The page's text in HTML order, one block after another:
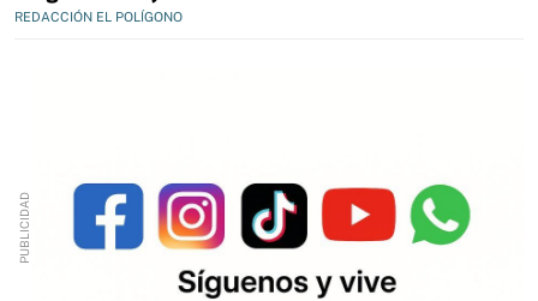
REDACCIÓN EL POLÍGONO